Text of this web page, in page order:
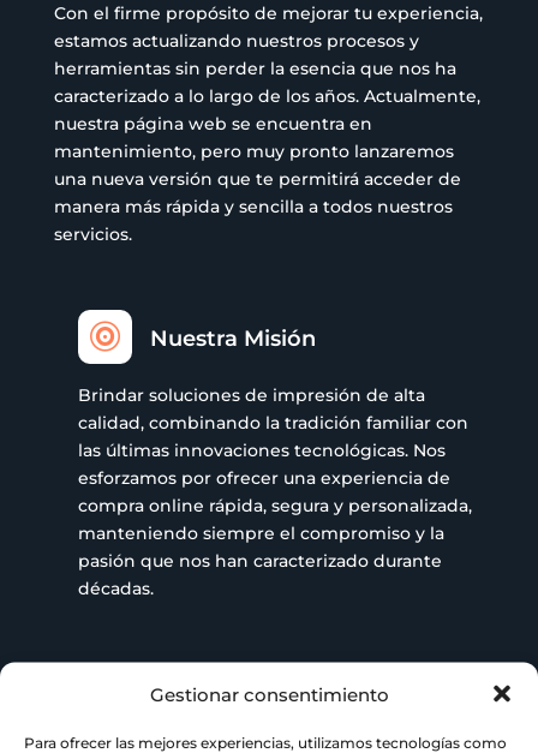
Gestionar consentimiento
Para ofrecer las mejores experiencias, utilizamos tecnologías como
Con el firme propósito de mejorar tu experiencia,
estamos actualizando nuestros procesos y
herramientas sin perder la esencia que nos ha
caracterizado a lo largo de los años. Actualmente,
nuestra página web se encuentra en
mantenimiento, pero muy pronto lanzaremos
una nueva versión que te permitirá acceder de
manera más rápida y sencilla a todos nuestros
servicios.
 Nuestra Misión
Brindar soluciones de impresión de alta
calidad, combinando la tradición familiar con
las últimas innovaciones tecnológicas. Nos
esforzamos por ofrecer una experiencia de
compra online rápida, segura y personalizada,
manteniendo siempre el compromiso y la
pasión que nos han caracterizado durante
décadas.